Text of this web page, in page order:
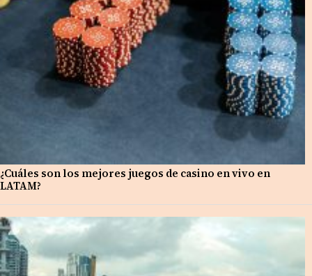
¿Cuáles son los mejores juegos de casino en vivo en
LATAM?